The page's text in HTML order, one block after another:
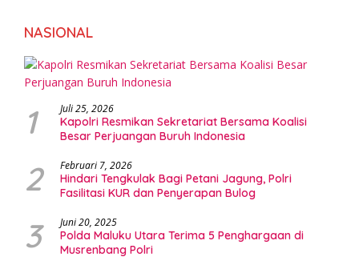
NASIONAL
1 Juli 25, 2026
Kapolri Resmikan Sekretariat Bersama Koalisi
Besar Perjuangan Buruh Indonesia
2 Februari 7, 2026
Hindari Tengkulak Bagi Petani Jagung, Polri
Fasilitasi KUR dan Penyerapan Bulog
3 Juni 20, 2025
Polda Maluku Utara Terima 5 Penghargaan di
Musrenbang Polri